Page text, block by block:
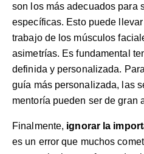
son los más adecuados para
específicas. Esto puede
trabajo de los músculos
asimetrías. Es fundamental
definida y personalizada.
guía más personalizada, las
mentoría pueden ser de gran
Finalmente, ignorar la
es un error que muchos